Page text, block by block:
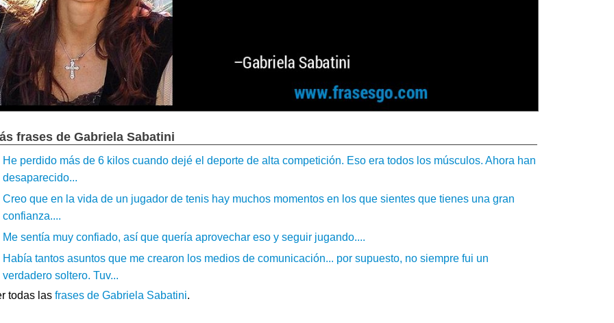
frases de Gabriela Sabatini
He perdido más de 6 kilos cuando dejé el deporte de alta competición. Eso era todos los músculos. Ahora han
desaparecido...
Creo que en la vida de un jugador de tenis hay muchos momentos en los que sientes que tienes una gran
confianza....
Me sentía muy confiado, así que quería aprovechar eso y seguir jugando....
Había tantos asuntos que me crearon los medios de comunicación... por supuesto, no siempre fui un
verdadero soltero. Tuv...
todas las frases de Gabriela Sabatini.